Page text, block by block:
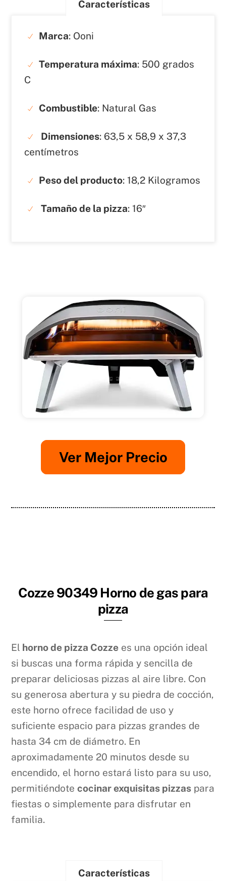
Características
Marca: Ooni
Temperatura máxima: 500 grados
C
Combustible: Natural Gas
Dimensiones: ‎63,5 x 58,9 x 37,3
centímetros
Peso del producto: ‎18,2 Kilogramos
Tamaño de la pizza: ‎16″
Ver Mejor Precio
Cozze 90349 Horno de gas para
pizza
El horno de pizza Cozze es una opción ideal
si buscas una forma rápida y sencilla de
preparar deliciosas pizzas al aire libre. Con
su generosa abertura y su piedra de cocción,
este horno ofrece facilidad de uso y
suficiente espacio para pizzas grandes de
hasta 34 cm de diámetro. En
aproximadamente 20 minutos desde su
encendido, el horno estará listo para su uso,
permitiéndotecocinar exquisitas pizzas para
fiestas o simplemente para disfrutar en
familia.
Características